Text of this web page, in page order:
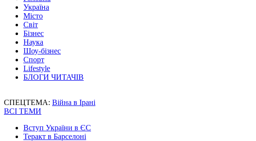
Україна
Місто
Світ
Бізнес
Наука
Шоу-бізнес
Спорт
Lifestyle
БЛОГИ ЧИТАЧІВ
СПЕЦТЕМА: Війна в Ірані
ВСІ ТЕМИ
Вступ України в ЄС
Теракт в Барселоні